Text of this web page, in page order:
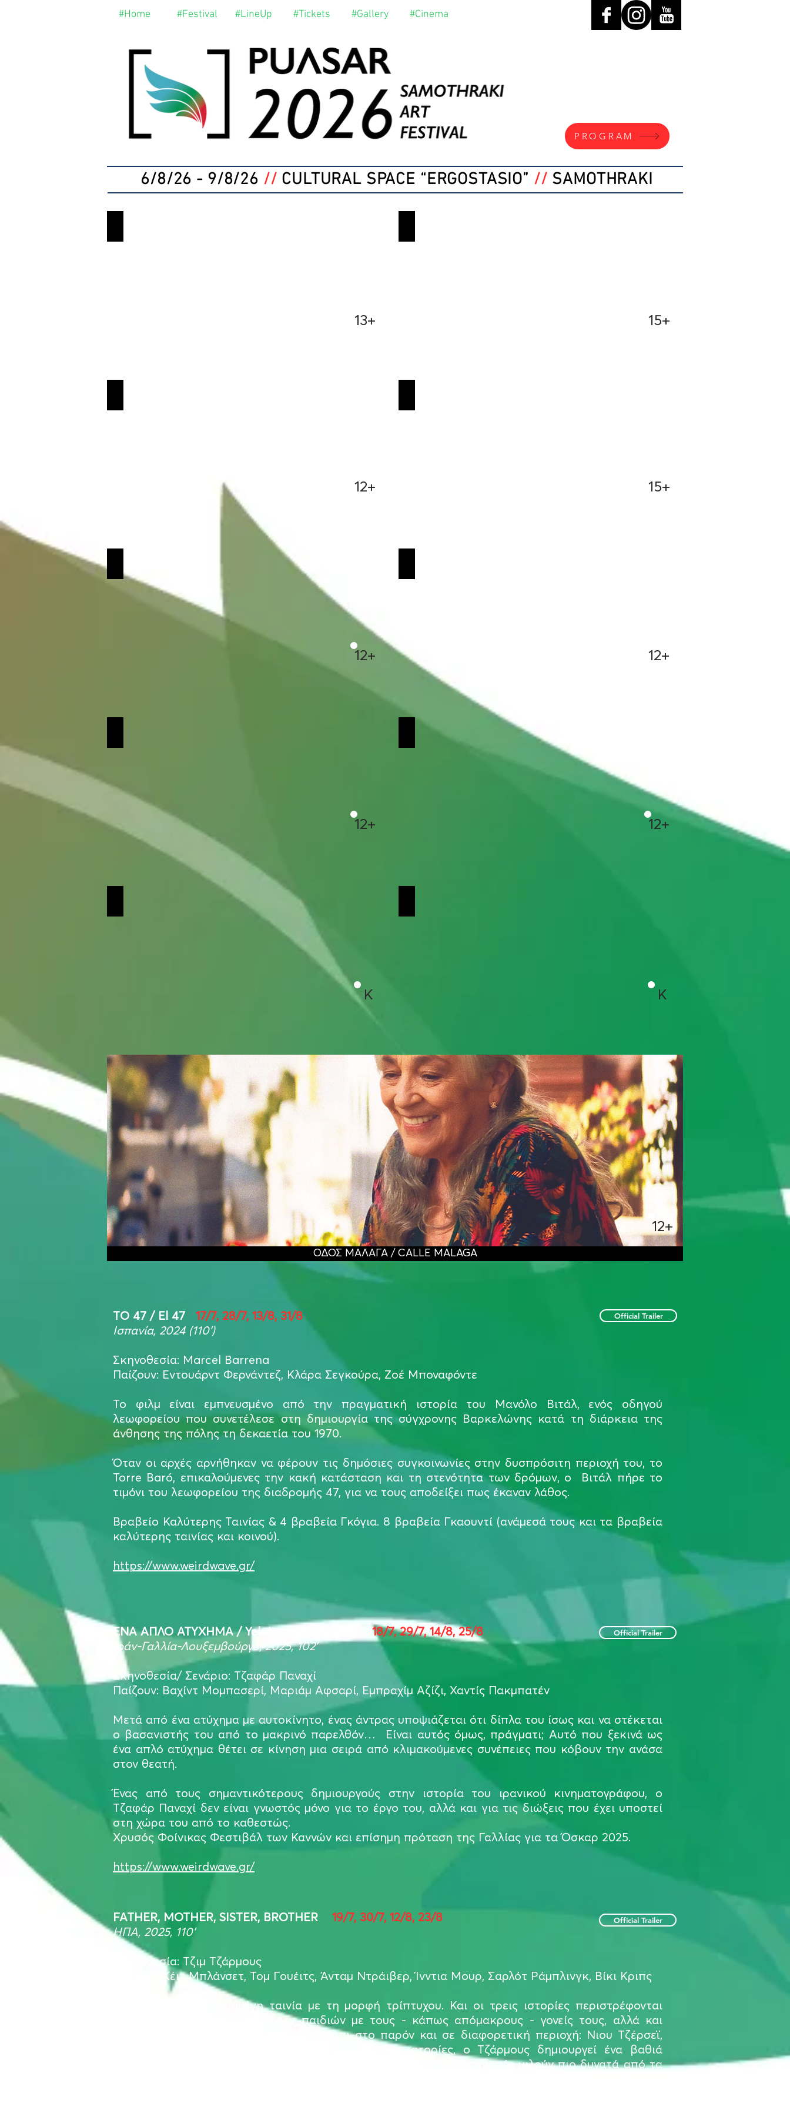
#Home #Festival #LineUp #Tickets #Gallery #Cinema
6/8/26 - 9/8/26 // CULTURAL SPACE “ERGOSTASIO” // SAMOTHRAKI
PROGRAM
Η ΦΩΝΗ ΤΗΣ ΧΙΝΤ ΡΑΤΖΑΜΠ
ΣΤΟ ΝΗΣΙ ΤΟΥ ΑΜΡΟΥΜ / AMRUM
13+
12+
12+
12+
K
15+
15+
12+
12+
K
ΟΔΟΣ ΜΑΛΑΓΑ / CALLE MALAGA
12+
ΤO 47 / El 47 17/7, 28/7, 13/8, 31/8
Ισπανία, 2024 (110’)
Σκηνοθεσία: Marcel Barrena
Παίζουν: Eντουάρντ Φερνάντεζ, Κλάρα Σεγκούρα, Zοέ Μποναφόντε
Το φιλμ είναι εμπνευσμένο από την πραγματική ιστορία του Μανόλο Βιτάλ, ενός οδηγού
λεωφορείου που συνετέλεσε στη δημιουργία της σύγχρονης Βαρκελώνης κατά τη διάρκεια της
άνθησης της πόλης τη δεκαετία του 1970.
Όταν οι αρχές αρνήθηκαν να φέρουν τις δημόσιες συγκοινωνίες στην δυσπρόσιτη περιοχή του, το
Torre Baró, επικαλούμενες την κακή κατάσταση και τη στενότητα των δρόμων, ο Βιτάλ πήρε το
τιμόνι του λεωφορείου της διαδρομής 47, για να τους αποδείξει πως έκαναν λάθος.
Βραβείο Καλύτερης Ταινίας & 4 βραβεία Γκόγια. 8 βραβεία Γκαουντί (ανάμεσά τους και τα βραβεία
καλύτερης ταινίας και κοινού).
https://www.weirdwave.gr/
Official Trailer
ΈΝΑ ΑΠΛΟ ΑΤΥΧΗΜΑ / Yek tasadof-e sadeh 18/7, 29/7, 14/8, 25/8
Ιράν-Γαλλία-Λουξεμβούργο, 2025, 102’
Σκηνοθεσία/ Σενάριο: Τζαφάρ Παναχί
Παίζουν: Βαχίντ Μομπασερί, Μαριάμ Αφσαρί, Εμπραχίμ Αζίζι, Χαντίς Πακμπατέν
Μετά από ένα ατύχημα με αυτοκίνητο, ένας άντρας υποψιάζεται ότι δίπλα του ίσως και να στέκεται
ο βασανιστής του από το μακρινό παρελθόν… Είναι αυτός όμως, πράγματι; Aυτό που ξεκινά ως
ένα απλό ατύχημα θέτει σε κίνηση μια σειρά από κλιμακούμενες συνέπειες που κόβουν την ανάσα
στον θεατή.
Ένας από τους σημαντικότερους δημιουργούς στην ιστορία του ιρανικού κινηματογράφου, ο
Τζαφάρ Παναχί δεν είναι γνωστός μόνο για το έργο του, αλλά και για τις διώξεις που έχει υποστεί
στη χώρα του από το καθεστώς.
Χρυσός Φοίνικας Φεστιβάλ των Καννών και επίσημη πρόταση της Γαλλίας για τα Όσκαρ 2025.
https://www.weirdwave.gr/
Official Trailer
FATHER, MOTHER, SISTER, BROTHER 19/7, 30/7, 12/8, 23/8
ΗΠΑ, 2025, 110’
Σκηνοθεσία: Τζιμ Τζάρμους
Παίζουν: Κέιτ Μπλάνσετ, Τομ Γουέιτς, Άνταμ Ντράιβερ, Ίνντια Μουρ, Σαρλότ Ράμπλινγκ, Βίκι Κριπς
Μια προσεκτικά δομημένη ταινία με τη μορφή τρίπτυχου. Και οι τρεις ιστορίες περιστρέφονται
γύρω από τις σχέσεις ενηλίκων παιδιών με τους - κάπως απόμακρους - γονείς τους, αλλά και
μεταξύ τους. Κάθε κεφάλαιο εκτυλίσσεται στο παρόν και σε διαφορετική περιοχή: Νιου Τζέρσεϊ,
Δουβλίνο και Παρίσι. Μέσα από τις τρεις αυτές ιστορίες, ο Τζάρμους δημιουργεί ένα βαθιά
ανθρώπινο και τρυφερό πορτρέτο της οικογένειας, εκεί όπου οι σιωπές μιλούν πιο δυνατά από τα
Official Trailer